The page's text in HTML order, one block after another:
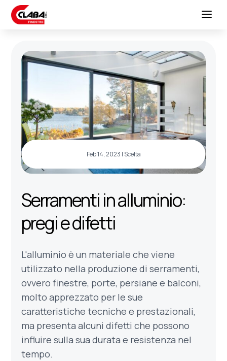
Feb 14, 2023 | Scelta
Serramenti in alluminio:
pregi e difetti
L'alluminio è un materiale che viene
utilizzato nella produzione di serramenti,
ovvero finestre, porte, persiane e balconi,
molto apprezzato per le sue
caratteristiche tecniche e prestazionali,
ma presenta alcuni difetti che possono
influire sulla sua durata e resistenza nel
tempo.